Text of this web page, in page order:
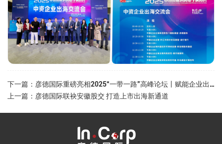
下一篇：彦德国际重磅亮相2025“一带一路”高峰论坛丨赋能企业出海新机遇
上一篇：彦德国际联袂安徽股交 打造上市出海新通道